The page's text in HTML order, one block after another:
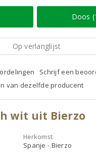
Doos
Op verlanglijst
Schrijf een
van dezelfde producent
wit uit Bierzo
Herkomst
Spanje - Bierzo